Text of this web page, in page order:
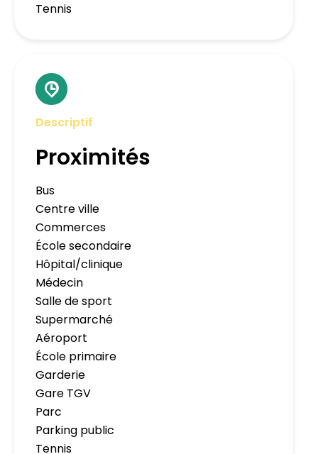
Tennis
Descriptif
Proximités
Bus
Centre ville
Commerces
École secondaire
Hôpital/clinique
Médecin
Salle de sport
Supermarché
Aéroport
École primaire
Garderie
Gare TGV
Parc
Parking public
Tennis